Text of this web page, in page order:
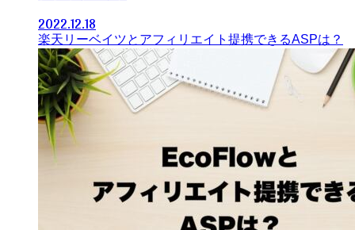
2022.12.18
楽天リーベイツとアフィリエイト提携できるASPは？